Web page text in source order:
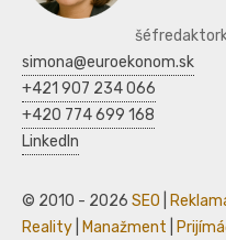
simona@euroekonom.sk
+421 907 234 066
+420 774 699 168
LinkedIn
© 2010 - 2026 SEO
Reality
Manažment